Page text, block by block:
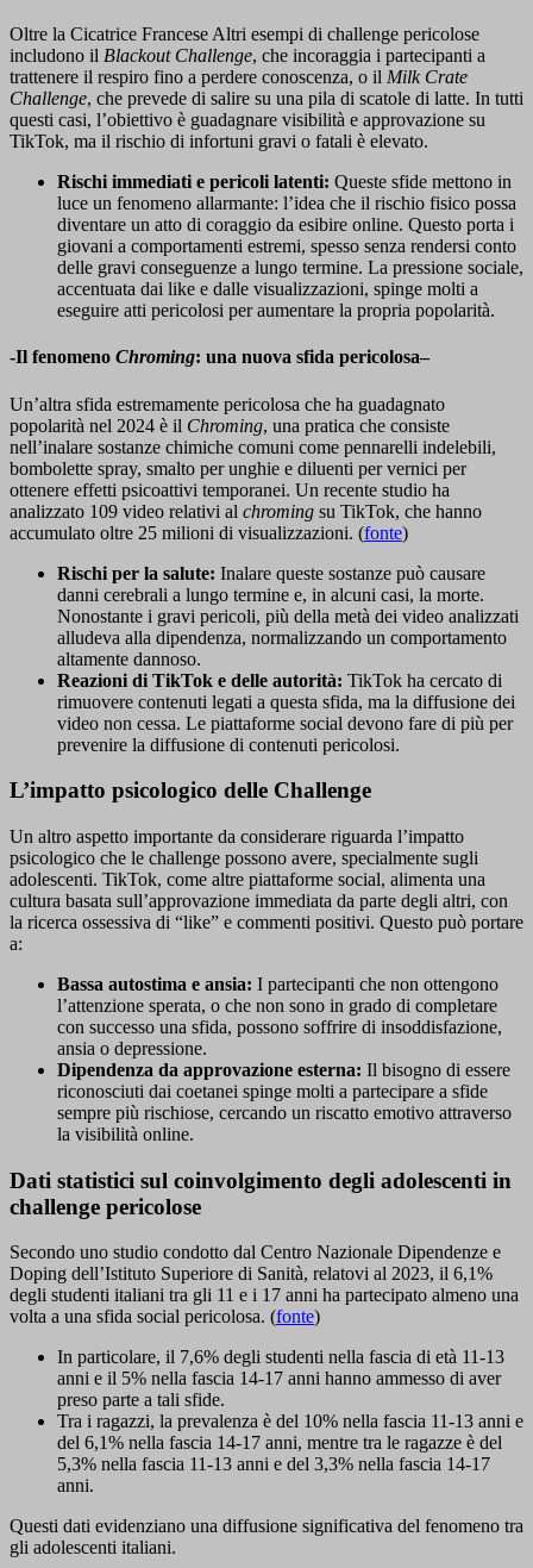
Oltre la Cicatrice Francese Altri esempi di challenge pericolose
includono il Blackout Challenge, che incoraggia i partecipanti a
trattenere il respiro fino a perdere conoscenza, o il Milk Crate
Challenge, che prevede di salire su una pila di scatole di latte. In tutti
questi casi, l’obiettivo è guadagnare visibilità e approvazione su
TikTok, ma il rischio di infortuni gravi o fatali è elevato.
Rischi immediati e pericoli latenti: Queste sfide mettono in
luce un fenomeno allarmante: l’idea che il rischio fisico possa
diventare un atto di coraggio da esibire online. Questo porta i
giovani a comportamenti estremi, spesso senza rendersi conto
delle gravi conseguenze a lungo termine. La pressione sociale,
accentuata dai like e dalle visualizzazioni, spinge molti a
eseguire atti pericolosi per aumentare la propria popolarità.
-Il fenomeno Chroming: una nuova sfida pericolosa–
Un’altra sfida estremamente pericolosa che ha guadagnato
popolarità nel 2024 è il Chroming, una pratica che consiste
nell’inalare sostanze chimiche comuni come pennarelli indelebili,
bombolette spray, smalto per unghie e diluenti per vernici per
ottenere effetti psicoattivi temporanei. Un recente studio ha
analizzato 109 video relativi al chroming su TikTok, che hanno
accumulato oltre 25 milioni di visualizzazioni. (fonte)
Rischi per la salute: Inalare queste sostanze può causare
danni cerebrali a lungo termine e, in alcuni casi, la morte.
Nonostante i gravi pericoli, più della metà dei video analizzati
alludeva alla dipendenza, normalizzando un comportamento
altamente dannoso.
Reazioni di TikTok e delle autorità: TikTok ha cercato di
rimuovere contenuti legati a questa sfida, ma la diffusione dei
video non cessa. Le piattaforme social devono fare di più per
prevenire la diffusione di contenuti pericolosi.
L’impatto psicologico delle Challenge
Un altro aspetto importante da considerare riguarda l’impatto
psicologico che le challenge possono avere, specialmente sugli
adolescenti. TikTok, come altre piattaforme social, alimenta una
cultura basata sull’approvazione immediata da parte degli altri, con
la ricerca ossessiva di “like” e commenti positivi. Questo può portare
a:
Bassa autostima e ansia: I partecipanti che non ottengono
l’attenzione sperata, o che non sono in grado di completare
con successo una sfida, possono soffrire di insoddisfazione,
ansia o depressione.
Dipendenza da approvazione esterna: Il bisogno di essere
riconosciuti dai coetanei spinge molti a partecipare a sfide
sempre più rischiose, cercando un riscatto emotivo attraverso
la visibilità online.
Dati statistici sul coinvolgimento degli adolescenti in
challenge pericolose
Secondo uno studio condotto dal Centro Nazionale Dipendenze e
Doping dell’Istituto Superiore di Sanità, relatovi al 2023, il 6,1%
degli studenti italiani tra gli 11 e i 17 anni ha partecipato almeno una
volta a una sfida social pericolosa. (fonte)
In particolare, il 7,6% degli studenti nella fascia di età 11-13
anni e il 5% nella fascia 14-17 anni hanno ammesso di aver
preso parte a tali sfide.
Tra i ragazzi, la prevalenza è del 10% nella fascia 11-13 anni e
del 6,1% nella fascia 14-17 anni, mentre tra le ragazze è del
5,3% nella fascia 11-13 anni e del 3,3% nella fascia 14-17
anni.
Questi dati evidenziano una diffusione significativa del fenomeno tra
gli adolescenti italiani.